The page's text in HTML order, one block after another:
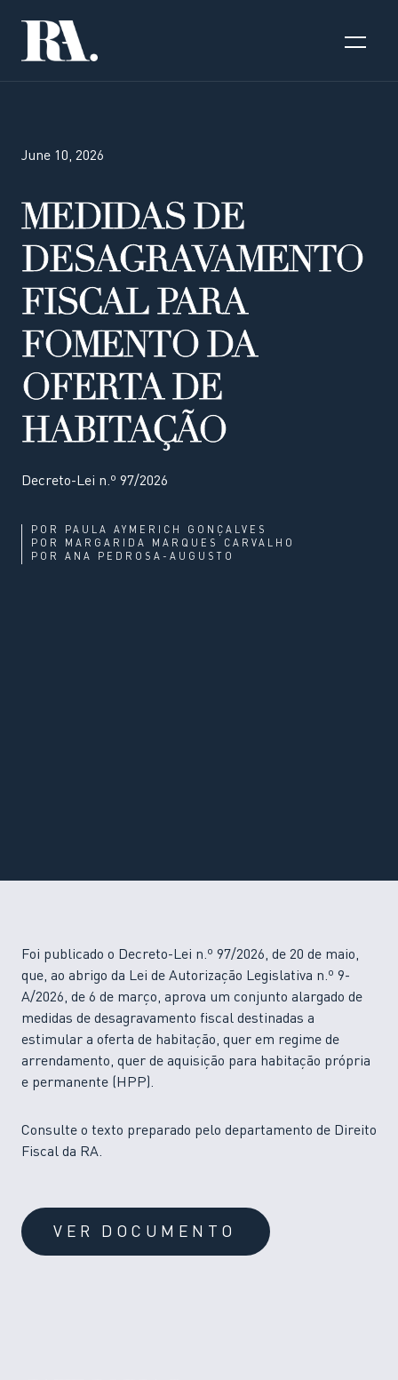
June 10, 2026
MEDIDAS DE
DESAGRAVAMENTO
FISCAL PARA
FOMENTO DA
OFERTA DE
HABITAÇÃO
Decreto-Lei n.º 97/2026
POR
PAULA AYMERICH GONÇALVES
POR
MARGARIDA MARQUES CARVALHO
POR ANA PEDROSA-AUGUSTO
Foi publicado o Decreto-Lei n.º 97/2026, de 20 de maio,
que, ao abrigo da Lei de Autorização Legislativa n.º 9-
A/2026, de 6 de março, aprova um conjunto alargado de
medidas de desagravamento fiscal destinadas a
estimular a oferta de habitação, quer em regime de
arrendamento, quer de aquisição para habitação própria
e permanente (HPP).
Consulte o texto preparado pelo departamento de Direito
Fiscal da RA.
VER DOCUMENTO